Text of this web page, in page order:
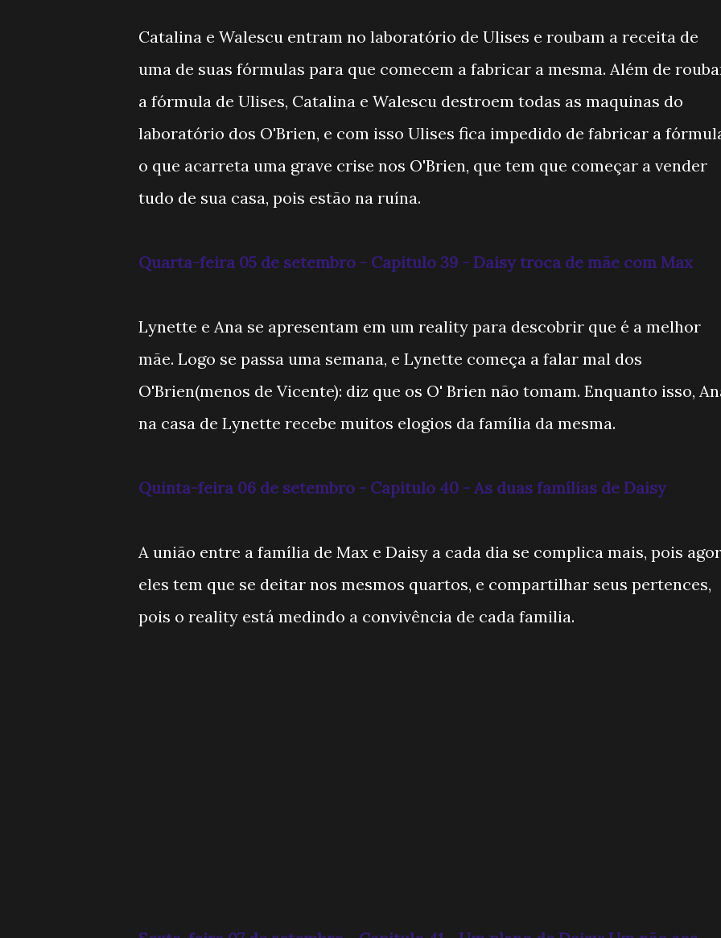
Catalina e Walescu entram no laboratório de Ulises e roubam a receita de
uma de suas fórmulas para que comecem a fabricar a mesma. Além de
a fórmula de Ulises, Catalina e Walescu destroem todas as maquinas do
laboratório dos O'Brien, e com isso Ulises fica impedido de fabricar a
o que acarreta uma grave crise nos O'Brien, que tem que começar a vender
tudo de sua casa, pois estão na ruína.
Quarta-feira 05 de setembro - Capitulo 39 - Daisy troca de mãe com Max
Lynette e Ana se apresentam em um reality para descobrir que é a melhor
mãe. Logo se passa uma semana, e Lynette começa a falar mal dos
O'Brien(menos de Vicente): diz que os O' Brien não tomam. Enquanto isso,
na casa de Lynette recebe muitos elogios da família da mesma.
Quinta-feira 06 de setembro - Capitulo 40 - As duas famílias de Daisy
A união entre a família de Max e Daisy a cada dia se complica mais, pois
eles tem que se deitar nos mesmos quartos, e compartilhar seus pertences,
pois o reality está medindo a convivência de cada familia.